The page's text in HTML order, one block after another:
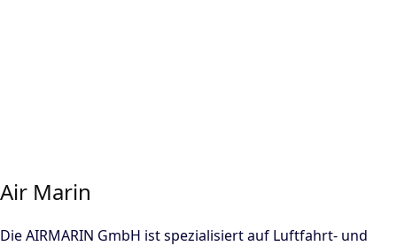
Air Marin
Die AIRMARIN GmbH ist spezialisiert auf Luftfahrt- und